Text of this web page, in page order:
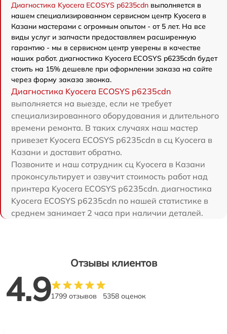
Диагностика Kyocera ECOSYS p6235cdn выполняется в
нашем специализированном сервисном центр Kyocera в
Казани мастерами с огромным опытом - от 5 лет. На все
виды услуг и запчасти предоставляем расширенную
гарантию - мы в сервисном центр уверены в качестве
наших работ. диагностика Kyocera ECOSYS p6235cdn будет
стоить на 15% дешевле при оформлении заказа на сайте
через форму заказа звонка.
Диагностика Kyocera ECOSYS p6235cdn
выполняется на выезде, если не требует
специализированного оборудования и длительного
времени ремонта. В таких случаях наш мастер
привезет Kyocera ECOSYS p6235cdn в сц Kyocera в
Казани и доставит обратно.
Позвоните и наш сотрудник сц Kyocera в Казани
проконсультирует и озвучит стоимость работ над
принтера Kyocera ECOSYS p6235cdn. диагностика
Kyocera ECOSYS p6235cdn по нашей статистике в
среднем занимает 2 часа при наличии деталей.
Отзывы клиентов
4.91799 отзывов 5358 оценок